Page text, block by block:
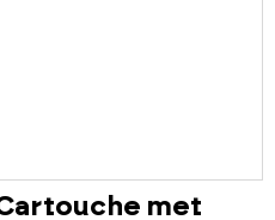
met